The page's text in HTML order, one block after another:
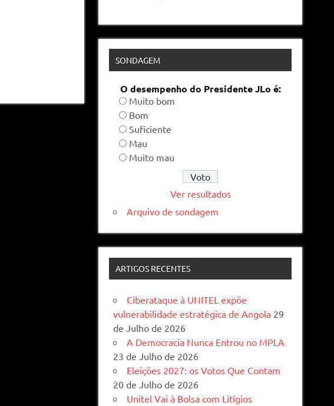
SONDAGEM
O desempenho do Presidente JLo é:
Muito bom
Bom
Suficiente
Mau
Muito mau
Ver resultados
Arquivo de sondagem
ARTIGOS RECENTES
Ciberataque à UNITEL expõe
vulnerabilidade estratégica de Angola 29
de Julho de 2026
A Democracia Nunca Entrou no MPLA
23 de Julho de 2026
Eleições 2027: os Votos Que Contam
20 de Julho de 2026
Unitel Vai à Bolsa com Litígios